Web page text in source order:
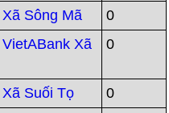
Sông Mã
0
Xã
0
Suối Tọ
0